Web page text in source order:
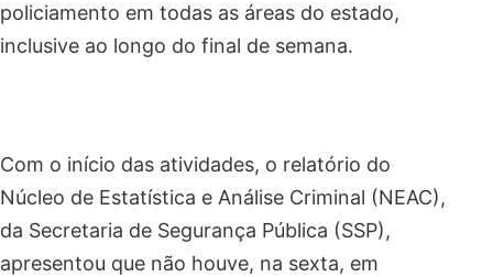
policiamento em todas as áreas do estado,
inclusive ao longo do final de semana.
Com o início das atividades, o relatório do
Núcleo de Estatística e Análise Criminal (NEAC),
da Secretaria de Segurança Pública (SSP),
apresentou que não houve, na sexta, em